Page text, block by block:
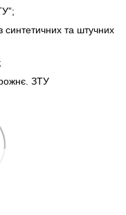
синтетичних та штучних
ЗТУ